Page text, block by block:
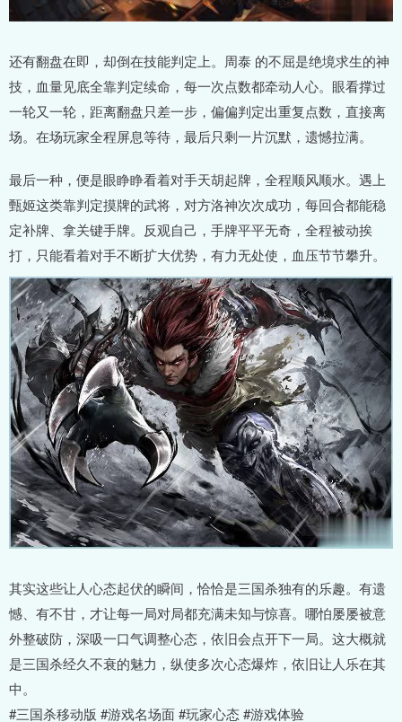
还有翻盘在即，却倒在技能判定上。周泰 的不屈是绝境求生的神
技，血量见底全靠判定续命，每一次点数都牵动人心。眼看撑过
一轮又一轮，距离翻盘只差一步，偏偏判定出重复点数，直接离
场。在场玩家全程屏息等待，最后只剩一片沉默，遗憾拉满。
最后一种，便是眼睁睁看着对手天胡起牌，全程顺风顺水。遇上
甄姬这类靠判定摸牌的武将，对方洛神次次成功，每回合都能稳
定补牌、拿关键手牌。反观自己，手牌平平无奇，全程被动挨
打，只能看着对手不断扩大优势，有力无处使，血压节节攀升。
其实这些让人心态起伏的瞬间，恰恰是三国杀独有的乐趣。有遗
憾、有不甘，才让每一局对局都充满未知与惊喜。哪怕屡屡被意
外整破防，深吸一口气调整心态，依旧会点开下一局。这大概就
是三国杀经久不衰的魅力，纵使多次心态爆炸，依旧让人乐在其
中。
#三国杀移动版 #游戏名场面 #玩家心态 #游戏体验